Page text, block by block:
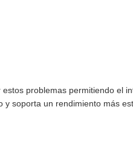
estos problemas permitiendo el
soporta un rendimiento más